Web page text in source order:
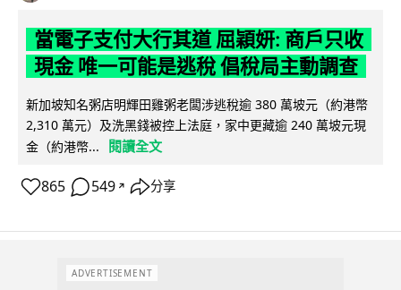
當電子支付大行其道 屈穎妍: 商戶只收
現金 唯一可能是逃稅 倡稅局主動調查
新加坡知名粥店明輝田雞粥老闆涉逃稅逾 380 萬坡元（約港幣
2,310 萬元）及洗黑錢被控上法庭，家中更藏逾 240 萬坡元現
金（約港幣...
閱讀全文
865 549 ↗ 分享
ADVERTISEMENT